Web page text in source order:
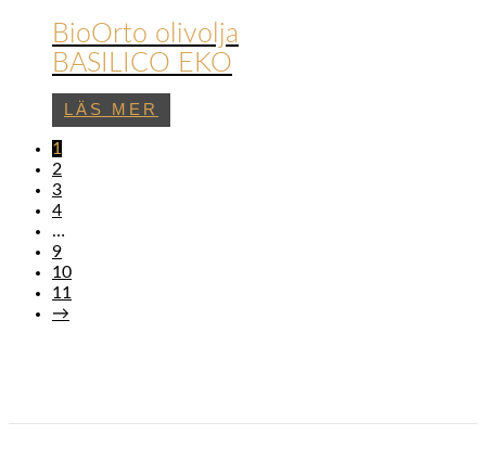
BioOrto olivolja
BASILICO EKO
LÄS MER
1
2
3
4
…
9
10
11
→